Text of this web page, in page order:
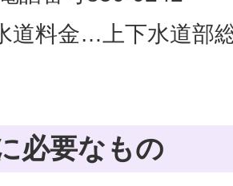
道料金…上下水道部
必要なもの